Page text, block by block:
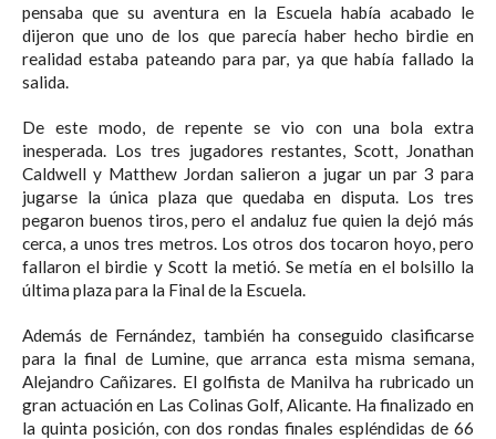
pensaba que su aventura en la Escuela había acabado le
dijeron que uno de los que parecía haber hecho birdie en
realidad estaba pateando para par, ya que había fallado la
salida.
De este modo, de repente se vio con una bola extra
inesperada. Los tres jugadores restantes, Scott, Jonathan
Caldwell y Matthew Jordan salieron a jugar un par 3 para
jugarse la única plaza que quedaba en disputa. Los tres
pegaron buenos tiros, pero el andaluz fue quien la dejó más
cerca, a unos tres metros. Los otros dos tocaron hoyo, pero
fallaron el birdie y Scott la metió. Se metía en el bolsillo la
última plaza para la Final de la Escuela.
Además de Fernández, también ha conseguido clasificarse
para la final de Lumine, que arranca esta misma semana,
Alejandro Cañizares. El golfista de Manilva ha rubricado un
gran actuación en Las Colinas Golf, Alicante. Ha finalizado en
la quinta posición, con dos rondas finales espléndidas de 66